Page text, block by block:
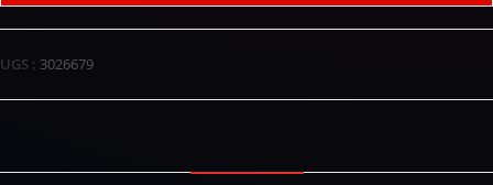
UGS : 3026679